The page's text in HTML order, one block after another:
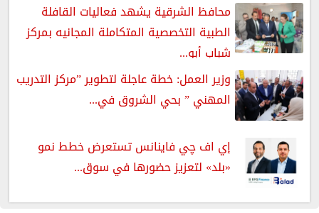
محافظ الشرقية يشهد فعاليات القافلة
الطبية التخصصية المتكاملة المجانيه بمركز
شباب أبو...
وزير العمل: خطة عاجلة لتطوير ”مركز التدريب
المهني ” بحي الشروق في...
إي اف چي فاينانس تستعرض خطط نمو
«بلد» لتعزيز حضورها في سوق...